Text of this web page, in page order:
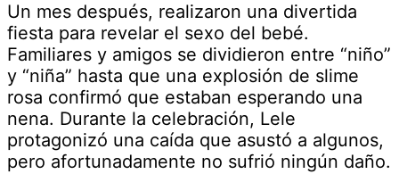
Un mes después, realizaron una divertida
fiesta para revelar el sexo del bebé.
Familiares y amigos se dividieron entre “niño”
y “niña” hasta que una explosión de slime
rosa confirmó que estaban esperando una
nena. Durante la celebración, Lele
protagonizó una caída que asustó a algunos,
pero afortunadamente no sufrió ningún daño.